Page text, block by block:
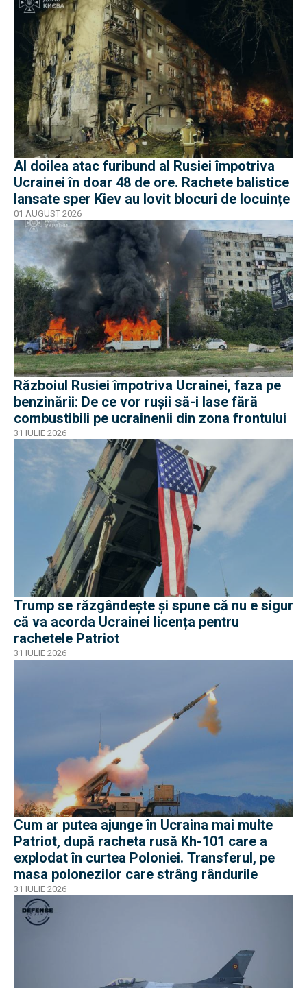
Al doilea atac furibund al Rusiei împotriva
Ucrainei în doar 48 de ore. Rachete balistice
lansate sper Kiev au lovit blocuri de locuințe
01 AUGUST 2026
Războiul Rusiei împotriva Ucrainei, faza pe
benzinării: De ce vor rușii să-i lase fără
combustibili pe ucrainenii din zona frontului
31 IULIE 2026
Trump se răzgândește și spune că nu e sigur
că va acorda Ucrainei licența pentru
rachetele Patriot
31 IULIE 2026
Cum ar putea ajunge în Ucraina mai multe
Patriot, după racheta rusă Kh-101 care a
explodat în curtea Poloniei. Transferul, pe
masa polonezilor care strâng rândurile
31 IULIE 2026